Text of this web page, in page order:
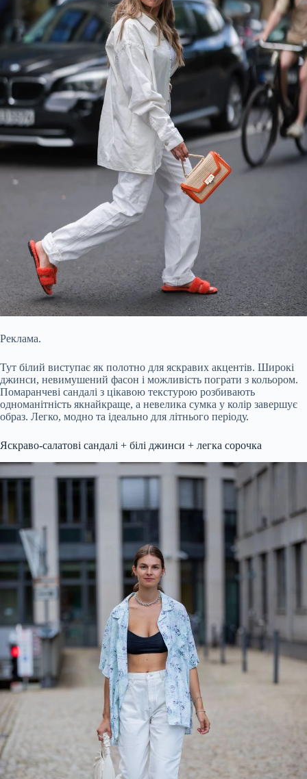
Реклама.
Тут білий виступає як полотно для яскравих акцентів. Широкі
джинси, невимушений фасон і можливість пограти з кольором.
Помаранчеві сандалі з цікавою текстурою розбивають
одноманітність якнайкраще, а невелика сумка у колір завершує
образ. Легко, модно та ідеально для літнього періоду.
Яскраво-салатові сандалі + білі джинси + легка сорочка